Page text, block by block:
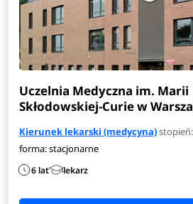
Uczelnia Medyczna im. Marii
Skłodowskiej-Curie w
Kierunek lekarski (medycyna)
forma: stacjonarne
6 lat lekarz